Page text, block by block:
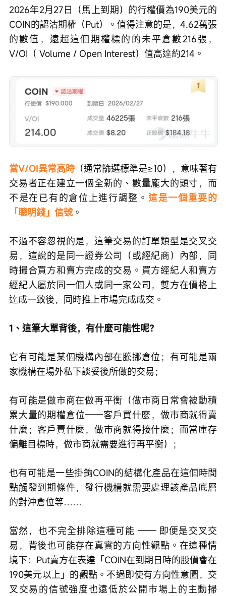
2026年2月27日（馬上到期）的行權價為190美元的
COIN的認沽期權（Put）。值得注意的是，4.62萬張
的數值，遠超這個期權標的的未平倉數216張，
V/OI（ Volume / Open Interest）值高達約214。
當V/OI異常高時 （通常篩選標準是≥10），意味著有
交易者正在建立一個全新的、數量龐大的頭寸，而
不是在已有的倉位上進行調整。 這是一個重要的
「聰明錢」信號。
不過不容忽視的是，這筆交易的訂單類型是交叉交
易，這說的是同一證券公司（或經紀商）內部，同
時撮合買方和賣方完成的交易。買方經紀人和賣方
經紀人屬於同一個人或同一家公司，雙方在價格上
達成一致後，同時推上市場完成成交。
1、這筆大單背後，有什麼可能性呢？
它有可能是某個機構內部在騰挪倉位；有可能是兩
家機構在場外私下談妥後所做的交易；
有可能是做市商在做再平衡（做市商日常會被動積
累大量的期權倉位——客戶買什麼，做市商就得賣
什麼；客戶賣什麼，做市商就得接什麼；而當庫存
偏離目標時，做市商就需要進行再平衡）；
也有可能是一些掛鉤COIN的結構化產品在這個時間
點觸發到期條件，發行機構就需要處理該產品底層
的對沖倉位等……
當然，也不完全排除這種可能 —— 即便是交叉交
易，背後也可能存在真實的方向性觀點。在這種情
境下：Put賣方在表達「COIN在到期日時的股價會在
190美元以上」的觀點。不過即使有方向性意圖，交
叉交易的信號強度也遠低於公開市場上的主動掃